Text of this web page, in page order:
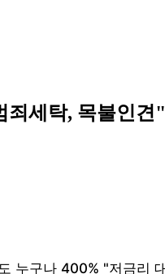
죄세탁, 목불인견"